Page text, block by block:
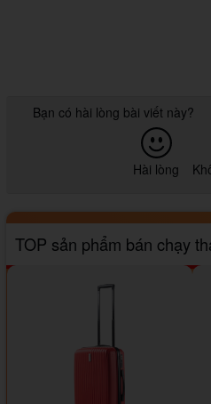
Bạn có hài lòng bài viết này?
Hài lòng
TOP sản phẩm bán chạy